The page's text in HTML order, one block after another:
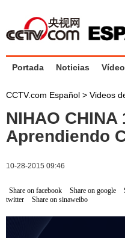
Portada Noticias
CCTV.com Español > Videos
NIHAO
Aprendiendo
10-28-2015 09:46
Share on facebook Share on google
twitter
Share on sinaweibo